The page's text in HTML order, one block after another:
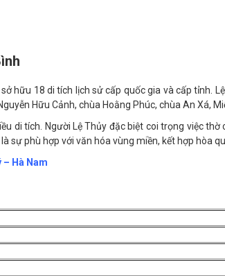
hữu 18 di tích lịch sử cấp quốc gia và cấp tỉnh.
Hữu Cảnh, chùa Hoằng Phúc, chùa An Xá,
di tích. Người Lệ Thủy đặc biệt coi trọng việc
sự phù hợp với văn hóa vùng miền, kết hợp hòa
– Hà Nam